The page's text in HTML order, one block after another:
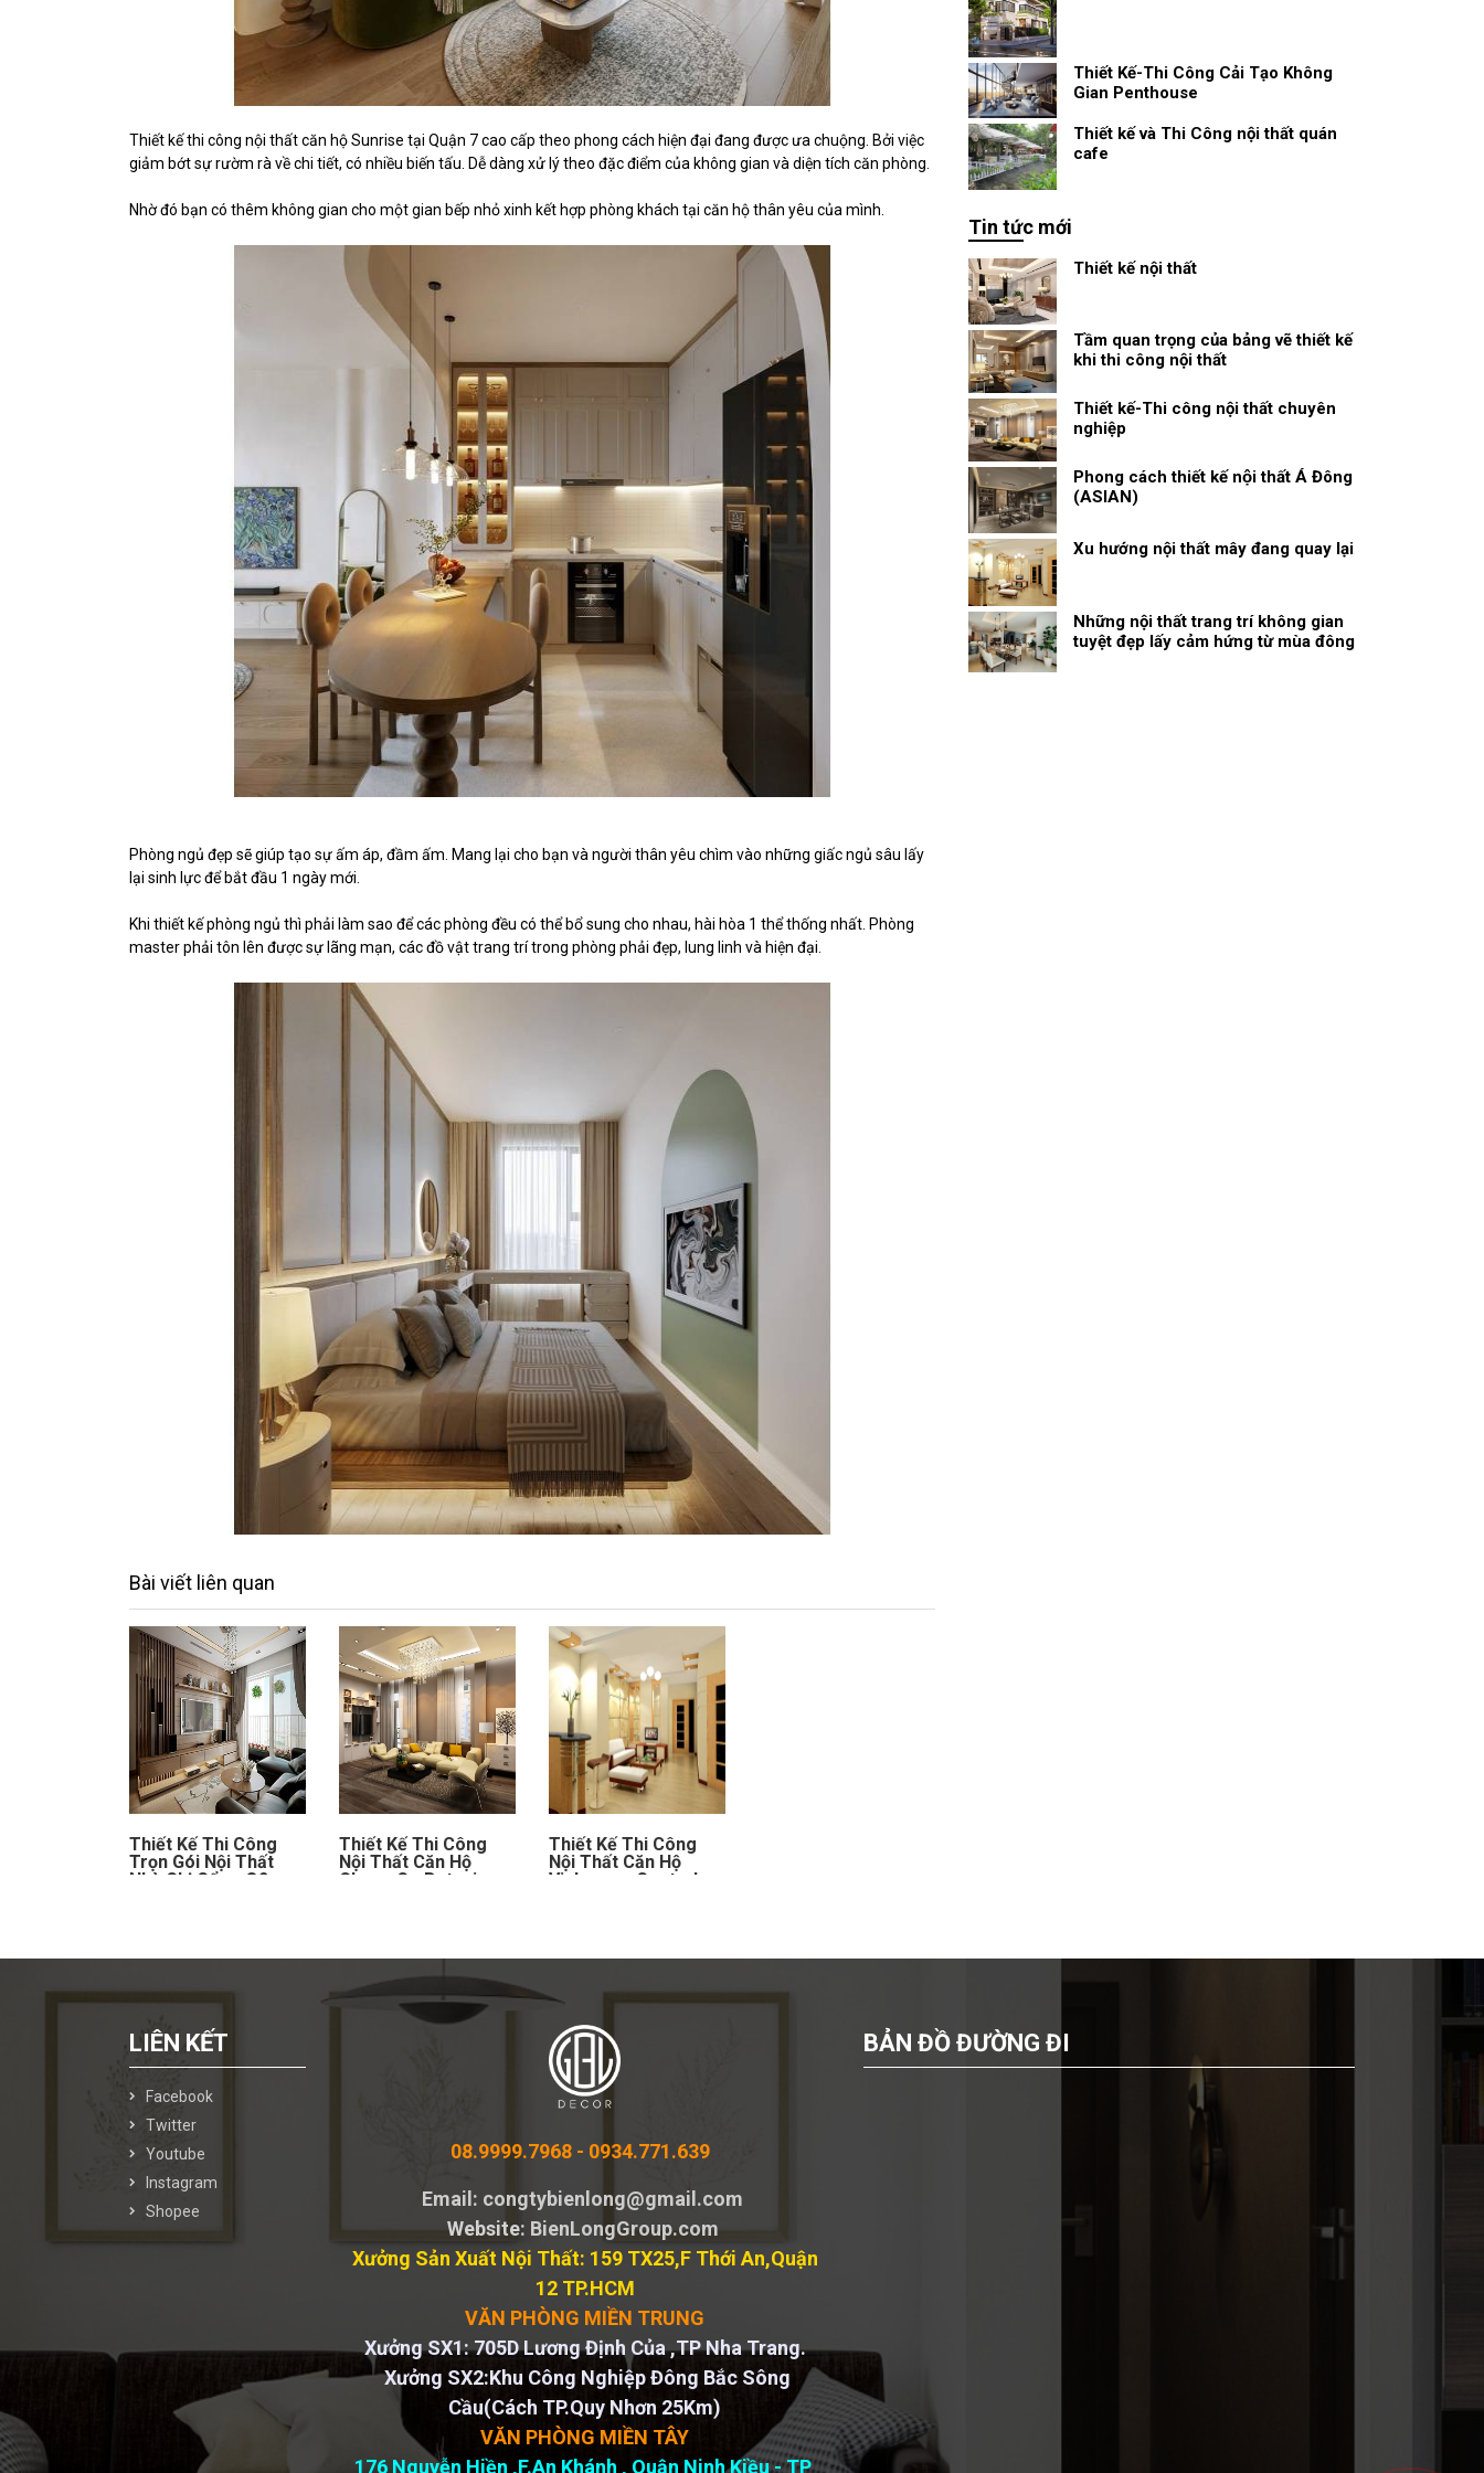
Thiết kế thi công nội thất căn hộ Sunrise tại Quận 7 cao cấp theo phong cách hiện đại đang được ưa chuộng. Bởi việc
giảm bớt sự rườm rà về chi tiết, có nhiều biến tấu. Dễ dàng xử lý theo đặc điểm của không gian và diện tích căn phòng.
Nhờ đó bạn có thêm không gian cho một gian bếp nhỏ xinh kết hợp phòng khách tại căn hộ thân yêu của mình.
Phòng ngủ đẹp sẽ giúp tạo sự ấm áp, đầm ấm. Mang lại cho bạn và người thân yêu chìm vào những giấc ngủ sâu lấy
lại sinh lực để bắt đầu 1 ngày mới.
Khi thiết kế phòng ngủ thì phải làm sao để các phòng đều có thể bổ sung cho nhau, hài hòa 1 thể thống nhất. Phòng
master phải tôn lên được sự lãng mạn, các đồ vật trang trí trong phòng phải đẹp, lung linh và hiện đại.
Bài viết liên quan
Thiết Kế Thi Công
Trọn Gói Nội Thất
Nhà Chị Cẩm- Q2
Thiết Kế Thi Công
Nội Thất Căn Hộ
Chung Cư Botanica
Thiết Kế Thi Công
Nội Thất Căn Hộ
Vinhomes Central
Thiết Kế-Thi Công Cải Tạo Không
Gian Penthouse
Thiết kế và Thi Công nội thất quán
cafe
Tin tức mới
Thiết kế nội thất
Tầm quan trọng của bảng vẽ thiết kế
khi thi công nội thất
Thiết kế-Thi công nội thất chuyên
nghiệp
Phong cách thiết kế nội thất Á Đông
(ASIAN)
Xu hướng nội thất mây đang quay lại
Những nội thất trang trí không gian
tuyệt đẹp lấy cảm hứng từ mùa đông
LIÊN KẾT
Facebook
Twitter
Youtube
Instagram
Shopee
08.9999.7968 - 0934.771.639
Email: congtybienlong@gmail.com
Website: BienLongGroup.com
Xưởng Sản Xuất Nội Thất: 159 TX25,F Thới An,Quận
12 TP.HCM
VĂN PHÒNG MIỀN TRUNG
Xưởng SX1: 705D Lương Định Của ,TP Nha Trang.
Xưởng SX2:Khu Công Nghiệp Đông Bắc Sông
Cầu(Cách TP.Quy Nhơn 25Km)
VĂN PHÒNG MIỀN TÂY
176 Nguyễn Hiền ,F.An Khánh , Quận Ninh Kiều - TP
BẢN ĐỒ ĐƯỜNG ĐI